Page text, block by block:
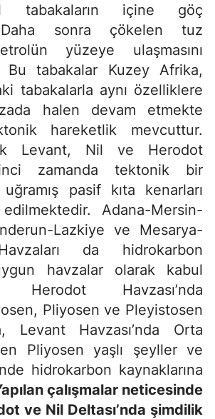
tabakaların içine göç
Daha sonra çökelen tuz
yüzeye ulaşmasını
Bu tabakalar Kuzey Afrika,
tabakalarla aynı özelliklere
halen devam etmekte
hareketlik mevcuttur.
Levant, Nil ve Herodot
zamanda tektonik bir
pasif kıta kenarları
Adana-Mersin-
Lazkiye ve Mesarya-
da hidrokarbon
havzalar olarak kabul
Herodot Havzası’nda
Pliyosen ve Pleyistosen
Levant Havzası’nda Orta
Pliyosen yaşlı şeyller ve
hidrokarbon kaynaklarına
çalışmalar neticesinde
ve Nil Deltası’nda şimdilik